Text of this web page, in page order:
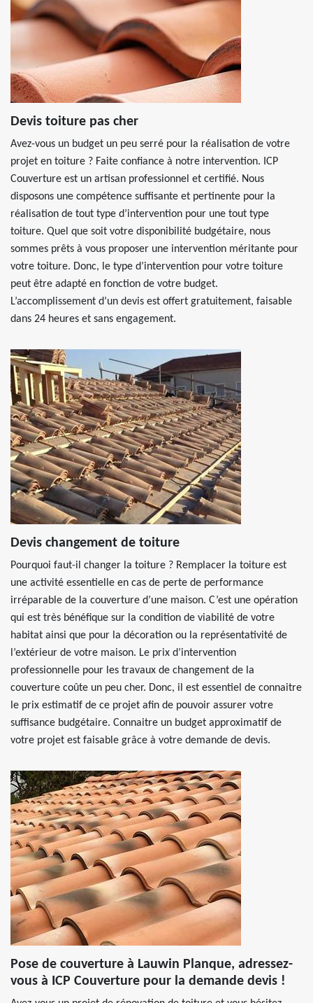
Devis toiture pas cher
Avez-vous un budget un peu serré pour la réalisation de votre
projet en toiture ? Faite confiance à notre intervention. ICP
Couverture est un artisan professionnel et certifié. Nous
disposons une compétence suffisante et pertinente pour la
réalisation de tout type d’intervention pour une tout type
toiture. Quel que soit votre disponibilité budgétaire, nous
sommes prêts à vous proposer une intervention méritante pour
votre toiture. Donc, le type d’intervention pour votre toiture
peut être adapté en fonction de votre budget.
L’accomplissement d’un devis est offert gratuitement, faisable
dans 24 heures et sans engagement.
Devis changement de toiture
Pourquoi faut-il changer la toiture ? Remplacer la toiture est
une activité essentielle en cas de perte de performance
irréparable de la couverture d’une maison. C’est une opération
qui est très bénéfique sur la condition de viabilité de votre
habitat ainsi que pour la décoration ou la représentativité de
l’extérieur de votre maison. Le prix d’intervention
professionnelle pour les travaux de changement de la
couverture coûte un peu cher. Donc, il est essentiel de connaitre
le prix estimatif de ce projet afin de pouvoir assurer votre
suffisance budgétaire. Connaitre un budget approximatif de
votre projet est faisable grâce à votre demande de devis.
Pose de couverture à Lauwin Planque, adressez-
vous à ICP Couverture pour la demande devis !